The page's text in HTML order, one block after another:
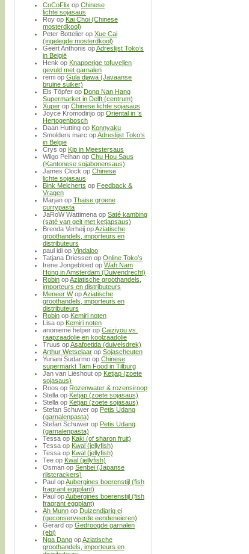
CoCoFlix op Chinese
lichte sojasaus
Roy op Kai Choi (Chinese
mosterdkool)
Peter Bottelier op Xue Cai
(ingelegde mosterdkool)
Geert Anthonis opAdreslijst Toko’s
in België
Henk op Knapperige tofuvellen
gevuld met garnalen
remi op Gula djawa (Javaanse
bruine suiker)
Els Töpfer op Dong Nan Hang
Supermarket in Delft (centrum)
Xuper op Chinese lichte sojasaus
Joyce Kromodirijo op Oriental in ’s
Hertogenbosch
Daan Hutting op Konnyaku
Smolders marc opAdreslijst Toko’s
in België
Crys op Kip in Meestersaus
Wilgo Pelhan op Chu Hou Saus
(Kantonese sojabonensaus)
James Clock op Chinese
lichte sojasaus
Bink Melcherts op Feedback &
Vragen
Marjan op Thaise groene
currypasta
JaRoW Wattimena op Saté kambing
(saté van geit met ketjapsaus)
Brenda Verheij opAziatische
groothandels, importeurs en
distributeurs
paul idi op Vindaloo
Tatjana Driessen op Online Toko’s
Irene Jongebloed op Wah Nam
Hong in Amsterdam (Duivendrecht)
Robin opAziatische groothandels,
importeurs en distributeurs
Meneer WopAziatische
groothandels, importeurs en
distributeurs
Robin op Kemiri noten
Lisa op Kemiri noten
anonieme helper op Caiziyou vs.
raapzaadolie en koolzaadolie
Truus opAsafoetida (duivelsdrek)
Arthur Wetselaar op Sojascheuten
Yuriani Sudarmo op Chinese
supermarkt Tam Food in Tilburg
Jan van Lieshout op Ketjap (zoete
sojasaus)
Roos op Rozenwater & rozensiroop
Stella op Ketjap (zoete sojasaus)
Stella op Ketjap (zoete sojasaus)
Stefan Schuwer op Petis Udang
(garnalenpasta)
Stefan Schuwer op Petis Udang
(garnalenpasta)
Tessa op Kaki (of sharon fruit)
Tessa op Kwal (jellyfish)
Tessa op Kwal (jellyfish)
Tee op Kwal (jellyfish)
Osman op Senbei (Japanse
rijstcrackers)
Paul opAubergines boerenstijl (fish
fragrant eggplant)
Paul opAubergines boerenstijl (fish
fragrant eggplant)
Ah Munn op Duizendjarig ei
(geconserveerde eendeneieren)
Gerard op Gedroogde garnalen
(ebi)
Nga Dang opAziatische
groothandels, importeurs en